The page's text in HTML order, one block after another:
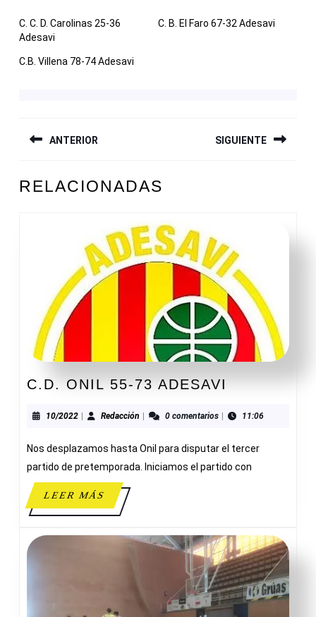
C. C. D. Carolinas 25-36
Adesavi
C. B. El Faro 67-32 Adesavi
C.B. Villena 78-74 Adesavi
DE
ANTERIOR
anterior:
SIGUIENTE
entrada:
RELACIONADAS
C.D. ONIL 55-73 ADESAVI
55-
ADESAVI
10/202210/2022Redacción Redacción0 comentarios 11:06
Nos desplazamos hasta Onil para disputar el tercer
partido de pretemporada. Iniciamos el partido con
LEER MÁSLEER
MÁS